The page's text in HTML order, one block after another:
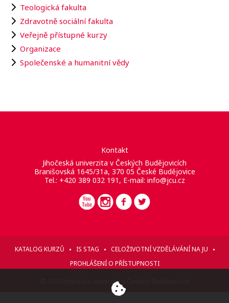
Teologická fakulta
Zdravotně sociální fakulta
Veřejně přístupné kurzy
Organizace
Společenské a humanitní vědy
Kontakt
Jihočeská univerzita v Českých Budějovicích
Branišovská 1645/31a, 370 05 České Budějovice
Tel.: +420 389 032 191, E-mail: info@jcu.cz
KATALOG KURZŮ IS STAG
CELOŽIVOTNÍ VZDĚLÁVÁNÍ NA JU
PROHLÁŠENÍ O PŘÍSTUPNOSTI
© 2026 Jihočeská univerzita v Českých Budějovicích